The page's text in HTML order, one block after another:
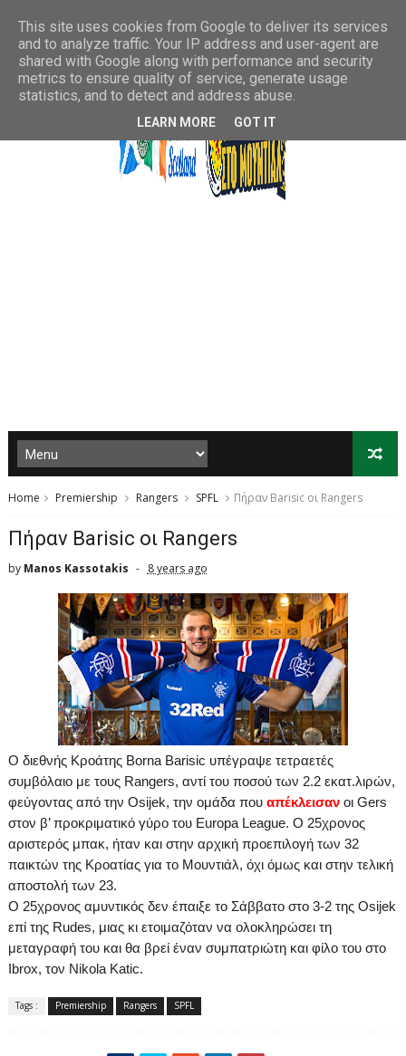
Home Premiership Rangers SPFL Πήραν Barisic οι Rangers
Πήραν Barisic οι Rangers
by Manos Kassotakis 8 years ago
O διεθνής Κροάτης Borna Barisic υπέγραψε τετραετές
συμβόλαιο με τους Rangers, αντί του ποσού των 2.2 εκατ.λιρών,
φεύγοντας από την Osijek, την ομάδα που απέκλεισανοι Gers
στον β’ προκριματικό γύρο του Europa League. O 25χρονος
αριστερός μπακ, ήταν και στην αρχική προεπιλογή των 32
παικτών της Κροατίας για το Μουντιάλ, όχι όμως και στην τελική
αποστολή των 23.
Ο 25χρονος αμυντικός δεν έπαιξε το Σάββατο στο 3-2 της Osijek
επί της Rudes, μιας κι ετοιμαζόταν να ολοκληρώσει τη
μεταγραφή του και θα βρεί έναν συμπατριώτη και φίλο του στο
Ibrox, τον Nikola Katic.
Tags : Premiership Rangers SPFL
This site uses cookies from Google to deliver its services
and to analyze traffic. Your IP address and user-agent are
shared with Google along with performance and security
metrics to ensure quality of service, generate usage
statistics, and to detect and address abuse.
LEARN MORE GOT IT